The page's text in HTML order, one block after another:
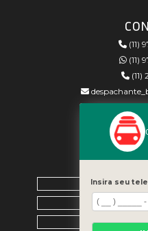
(11)
(11)
(11)
Insira seu